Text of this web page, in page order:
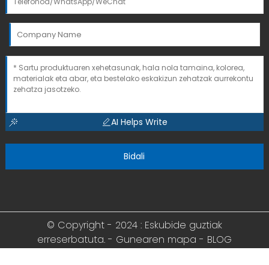
AI Helps Write
Bidali
© Copyright - 2024 : Eskubide guztiak
erreserbatuta. - Gunearen mapa - BLOG